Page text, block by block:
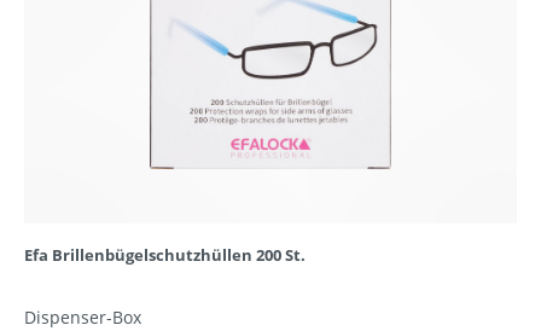
Efa Brillenbügelschutzhüllen 200 St.
Dispenser-Box